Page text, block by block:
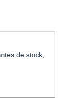
de stock,